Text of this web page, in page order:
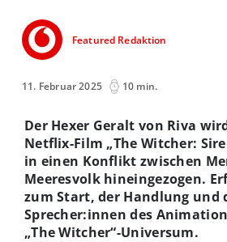
Featured Redaktion
11. Februar 2025 10 min.
Der Hexer Geralt von Riva
Netflix-Film „The Witcher:
in einen Konflikt zwischen
Meeresvolk hineingezogen.
zum Start, der Handlung und
Sprecher:innen des
„The Witcher“-Universum.